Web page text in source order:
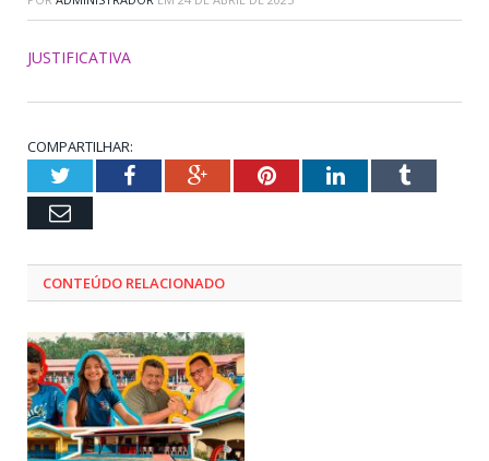
JUSTIFICATIVA
COMPARTILHAR:
TwitterFacebookGoogle+PinterestLinkedInTumblr
Email
CONTEÚDO RELACIONADO